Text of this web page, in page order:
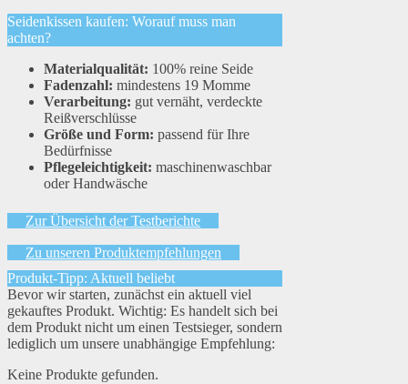
Seidenkissen kaufen: Worauf muss man
achten?
Materialqualität: 100% reine Seide
Fadenzahl: mindestens 19 Momme
Verarbeitung: gut vernäht, verdeckte
Reißverschlüsse
Größe und Form: passend für Ihre
Bedürfnisse
Pflegeleichtigkeit: maschinenwaschbar
oder Handwäsche
Zur Übersicht der Testberichte
Zu unseren Produktempfehlungen
Produkt-Tipp: Aktuell beliebt
Bevor wir starten, zunächst ein aktuell viel
gekauftes Produkt. Wichtig: Es handelt sich bei
dem Produkt nicht um einen Testsieger, sondern
lediglich um unsere unabhängige Empfehlung:
Keine Produkte gefunden.